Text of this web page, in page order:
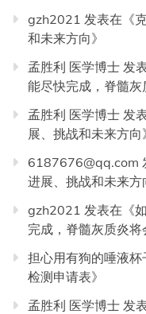
gzh2021 发表在《
和未来方向》
孟胜利 医学博士 发
能尽快完成，脊髓灰
孟胜利 医学博士 发
展、挑战和未来方向
6187676@qq.com
进展、挑战和未来方
gzh2021 发表在《
完成，脊髓灰质炎将
担心用有狗的唾液杯
检测申请表》
孟胜利 医学博士 发